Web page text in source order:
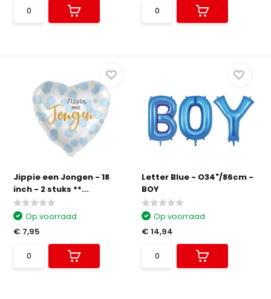
Jippie een Jongen - 18
inch - 2 stuks **...
Op voorraad
€ 7,95
Letter Blue - O34"/86cm -
BOY
Op voorraad
€ 14,94